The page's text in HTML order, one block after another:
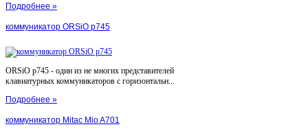
Подробнее »
коммуникатор ORSiO p745
ORSiO p745 - один из не многих представителей
клавиатурных коммуникаторов с горизонтальн...
Подробнее »
коммуникатор Mitac Mio A701